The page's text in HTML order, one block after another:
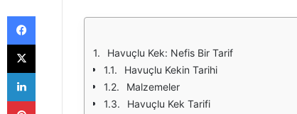
Havuçlu Kek: Nefis Bir Tarif
Havuçlu Kekin Tarihi
Malzemeler
Havuçlu Kek Tarifi
Facebook
X
LinkedIn
Pinterest